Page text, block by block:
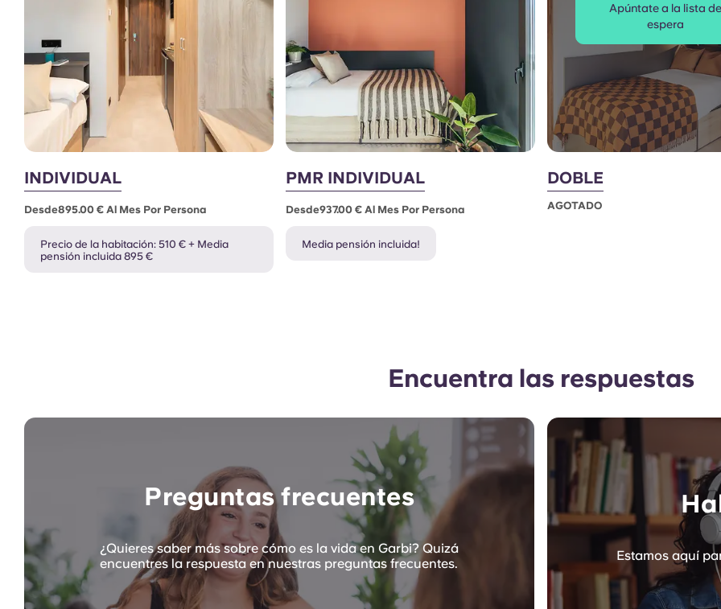
INDIVIDUAL
Desde895.00 € Al Mes Por Persona
Precio de la habitación: 510 € + Media
pensión incluida 895 €
PMR INDIVIDUAL
Desde937.00 € Al Mes Por Persona
Media pensión incluida!
Apúntate a la lista de
espera
DOBLE
AGOTADO
Encuentra las respuestas
Preguntas frecuentes
¿Quieres saber más sobre cómo es la vida en Garbi? Quizá
encuentres la respuesta en nuestras preguntas frecuentes.
Estamos aquí